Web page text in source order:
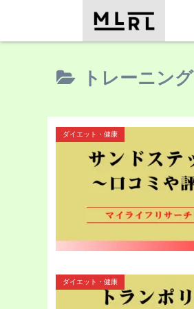
トレーニング
ダイエット・健康
ダイエット・健康